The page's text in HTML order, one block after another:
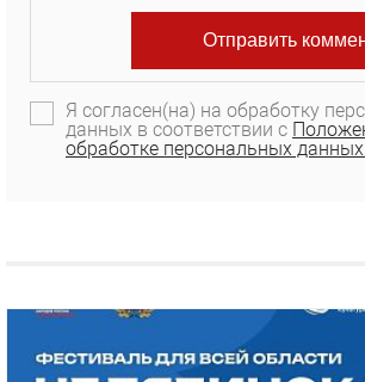
Я согласен(на) на обработку
данных в соответствии с
обработке персональных